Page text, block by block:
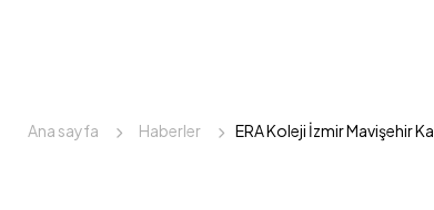
Ana sayfa Haberler ERA Koleji İzmir Mavişehir